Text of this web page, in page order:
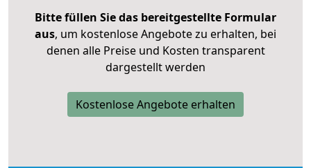
Bitte füllen Sie das bereitgestellte Formular
aus, um kostenlose Angebote zu erhalten, bei
denen alle Preise und Kosten transparent
dargestellt werden
Kostenlose Angebote erhalten